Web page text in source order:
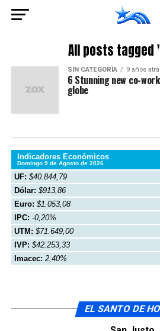
All posts tagged
SIN CATEGORÍA 9 años
6 Stunning new co-
globe
Indicadores Económicos
Domingo 9 de Agosto de 2026
UF: $40.844,79
Dólar: $913,86
Euro: $1.053,08
IPC: -0,20%
UTM: $71.649,00
IVP: $42.253,33
Imacec: 2,40%
EL SANTO DE